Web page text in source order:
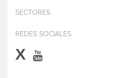
Invertir
SECTORES
REDES SOCIALES
X